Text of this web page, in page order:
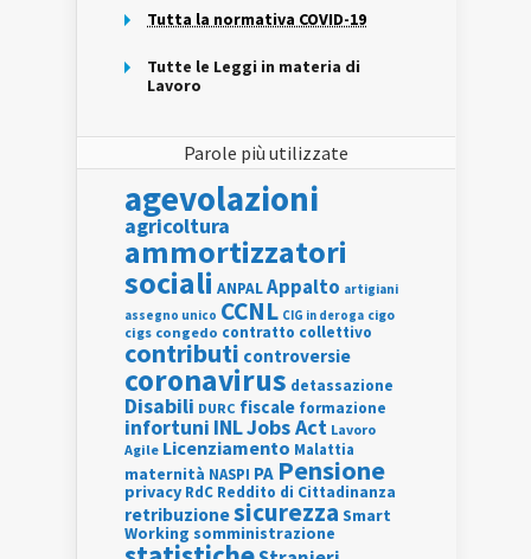
Tutta la normativa COVID-19
Tutte le Leggi in materia di
Lavoro
Parole più utilizzate
agevolazioni
agricoltura
ammortizzatori
sociali ANPALAppalto artigiani
assegno unico CCNL CIG in deroga cigo
cigs congedo contratto collettivo
contributi controversie
coronavirus detassazione
Disabili DURC fiscale formazione
infortuni INLJobs Act Lavoro
Agile Licenziamento Malattia
maternità NASPI PA Pensione
privacy RdC Reddito di Cittadinanza
retribuzionesicurezza Smart
Working somministrazione